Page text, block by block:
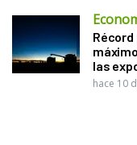
Récord
las
hace 10